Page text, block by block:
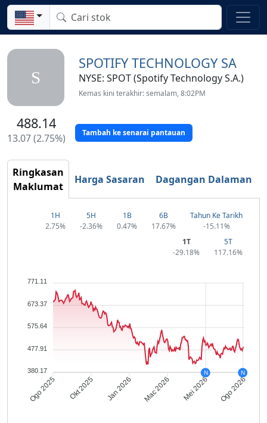
S
SPOTIFY TECHNOLOGY SA
NYSE: SPOT (Spotify Technology S.A.)
Kemas kini terakhir: semalam, 8:02PM
488.14
13.07 (2.75%) Tambah ke senarai pantauan
Ringkasan
Maklumat
Harga Sasaran Dagangan Dalaman
1H
2.75%
5H
-2.36%
1B
0.47%
6B
17.67%
Tahun Ke Tarikh
-15.11%
1T
-29.18%
5T
117.16%
771.11
673.37
575.64
477.91
380.17
Ogo 2025 Okt 2025 Jan 2026 Mac 2026 Mei 2026 Ogo 2026
N N